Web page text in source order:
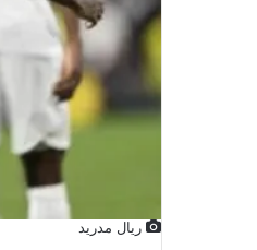
ريال مدريد